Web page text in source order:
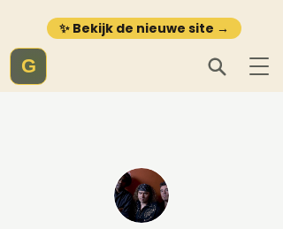
✨ Bekijk de nieuwe site →
G